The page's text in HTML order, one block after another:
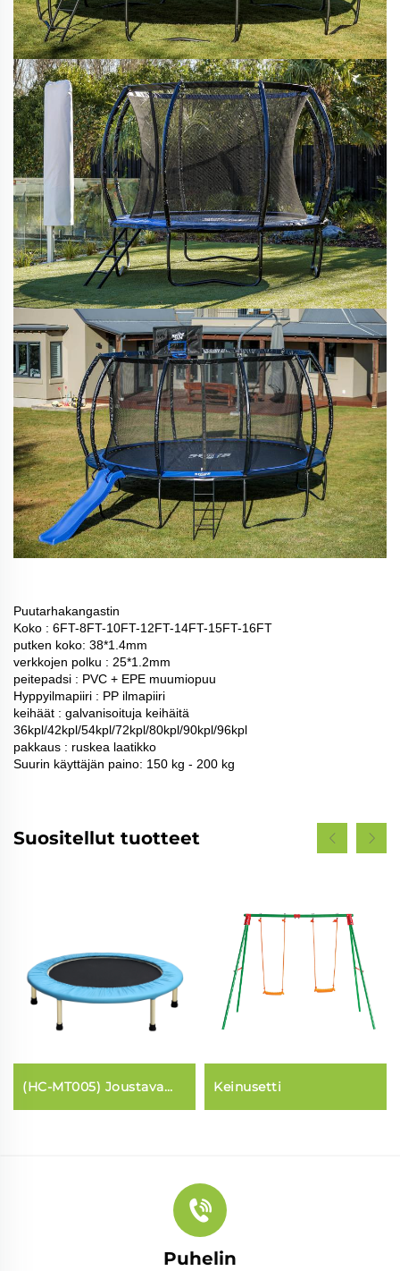
Puutarhakangastin
Koko : 6FT-8FT-10FT-12FT-14FT-15FT-16FT
putken koko: 38*1.4mm
verkkojen polku : 25*1.2mm
peitepadsi : PVC + EPE muumiopuu
Hyppyilmapiiri : PP ilmapiiri
keihäät : galvanisoituja keihäitä
36kpl/42kpl/54kpl/72kpl/80kpl/90kpl/96kpl
pakkaus : ruskea laatikko
Suurin käyttäjän paino: 150 kg - 200 kg
Suositellut tuotteet
(HC-MT005) Joustava
vyö Trampoliini
Keinusetti
Puhelin